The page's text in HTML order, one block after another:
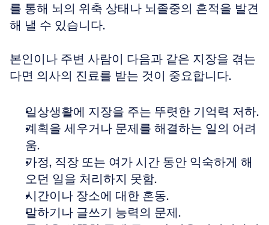
를 통해 뇌의 위축 상태나 뇌졸중의 흔적을 발견
해 낼 수 있습니다.
본인이나 주변 사람이 다음과 같은 지장을 겪는
다면 의사의 진료를 받는 것이 중요합니다.
계획을 세우거나 문제를 해결하는 일의 어려
움.
가정, 직장 또는 여가 시간 동안 익숙하게 해
오던 일을 처리하지 못함.
시간이나 장소에 대한 혼동.
말하기나 글쓰기 능력의 문제.